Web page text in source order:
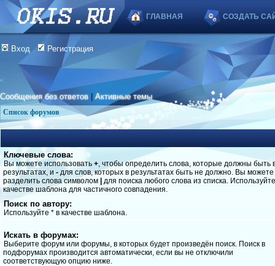
ГЛАВНАЯ СОЗДАТЬ
Вход Регистрация
Сообщения без ответов |Активные темы
Список форумов
Ключевые слова:
Вы можете использовать +, чтобы определить слова, которые должны быть
результатах, и - для слов, которых в результатах быть не должно. Вы можете
разделить слова символом
для поиска любого слова из списка.
качестве шаблона для частичного совпадения.
Поиск по автору:
Используйте * в качестве шаблона.
Искать в форумах:
Выберите форум или форумы, в которых будет произведён поиск. Поиск в
подфорумах производится автоматически, если вы не отключили
соответствующую опцию ниже.